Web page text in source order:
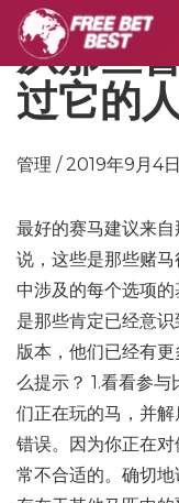
从那些
过它的
管理 / 2019年9月4日
最好的赛马建议来
说，这些是那些赌
中涉及的每个选项
是那些肯定已经意
版本，他们已经有
么提示？ 1.看看参
们正在玩的马，并
错误。因为你正在
常不合适的。确切